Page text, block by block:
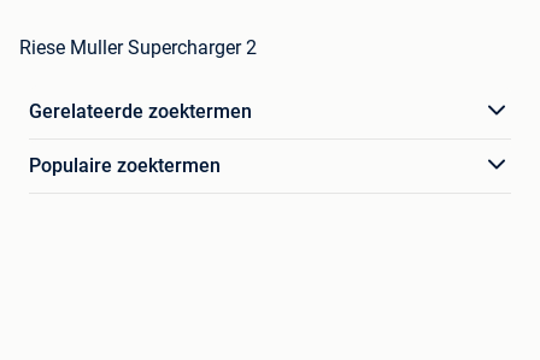
Riese Muller Supercharger 2
Gerelateerde zoektermen
Populaire zoektermen